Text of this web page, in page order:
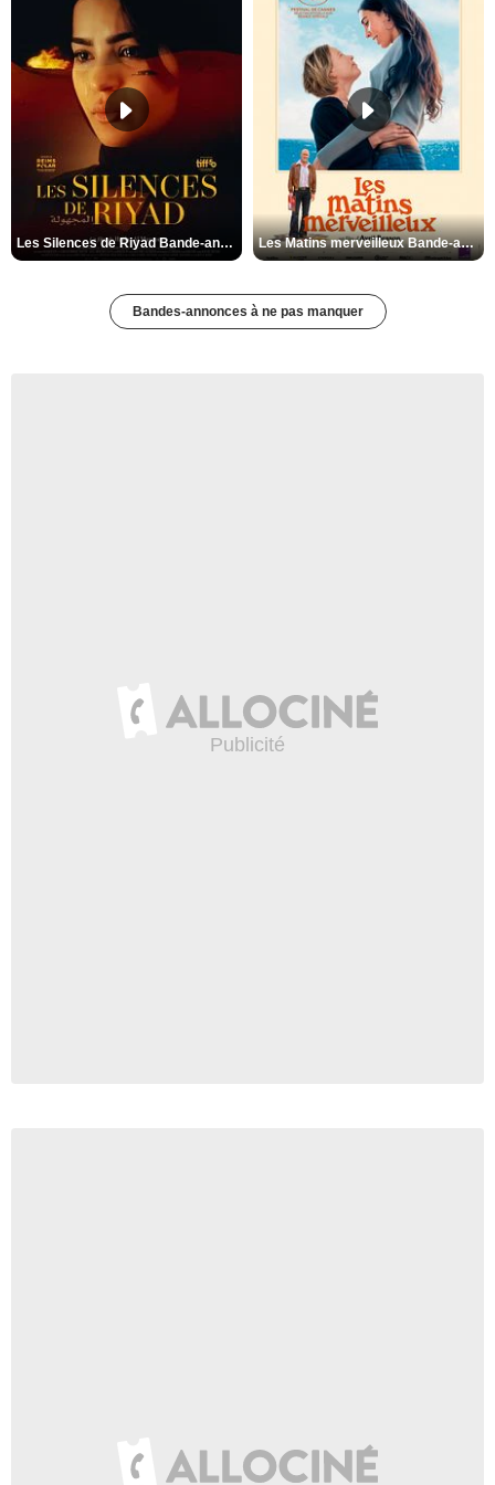
Les Silences de Riyad Bande-annonce VO STFR Les Matins merveilleux Bande-annonce VF
Bandes-annonces à ne pas manquer